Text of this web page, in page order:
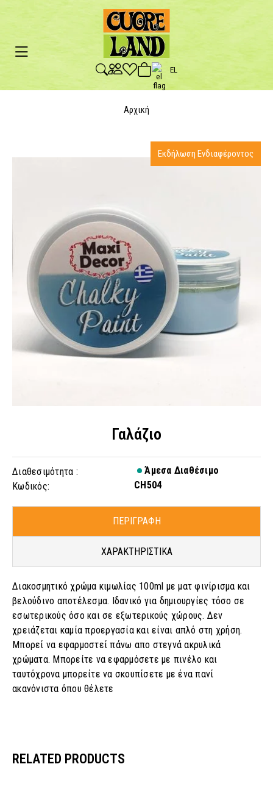
EL
Αρχική
Γαλάζιο
Διαθεσιμότητα :
Άμεσα Διαθέσιμο
Κωδικός:
CH504
ΠΕΡΙΓΡΑΦΗ
ΧΑΡΑΚΤΗΡΙΣΤΙΚΑ
Διακοσμητικό χρώμα κιμωλίας 100ml με ματ φινίρισμα και
βελούδινο αποτέλεσμα. Ιδανικό για δημιουργίες τόσο σε
εσωτερικούς όσο και σε εξωτερικούς χώρους. Δεν
χρειάζεται καμία προεργασία και είναι απλό στη χρήση.
Μπορεί να εφαρμοστεί πάνω απο στεγνά ακρυλικά
χρώματα. Μπορείτε να εφαρμόσετε με πινέλο και
ταυτόχρονα μπορείτε να σκουπίσετε με ένα πανί
ακανόνιστα όπου θέλετε
Εκδήλωση Ενδιαφέροντος
RELATED PRODUCTS